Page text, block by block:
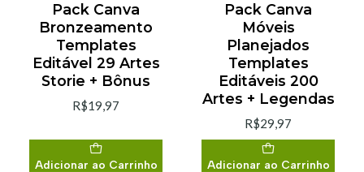
Pack Canva
Bronzeamento
Templates
Editável 29 Artes
Storie + Bônus
R$19,97
Adicionar ao Carrinho
Pack Canva
Móveis
Planejados
Templates
Editáveis 200
Artes + Legendas
R$29,97
Adicionar ao Carrinho